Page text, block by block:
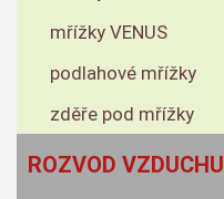
mřížky VENUS
podlahové mřížky
zděře pod mřížky
ROZVOD VZDUCHU